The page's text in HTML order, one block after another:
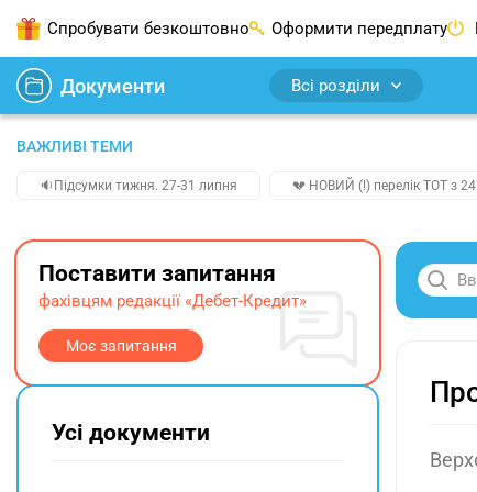
Спробувати безкоштовно Оформити передплату
Документи Всі розділи
ВАЖЛИВІ ТЕМИ
🔉Підсумки тижня. 27-31 липня 💔 НОВИЙ (!) перелік ТОТ з
Поставити запитання
фахівцям редакції «Дебет-Кредит»
Моє запитання
Усі документи